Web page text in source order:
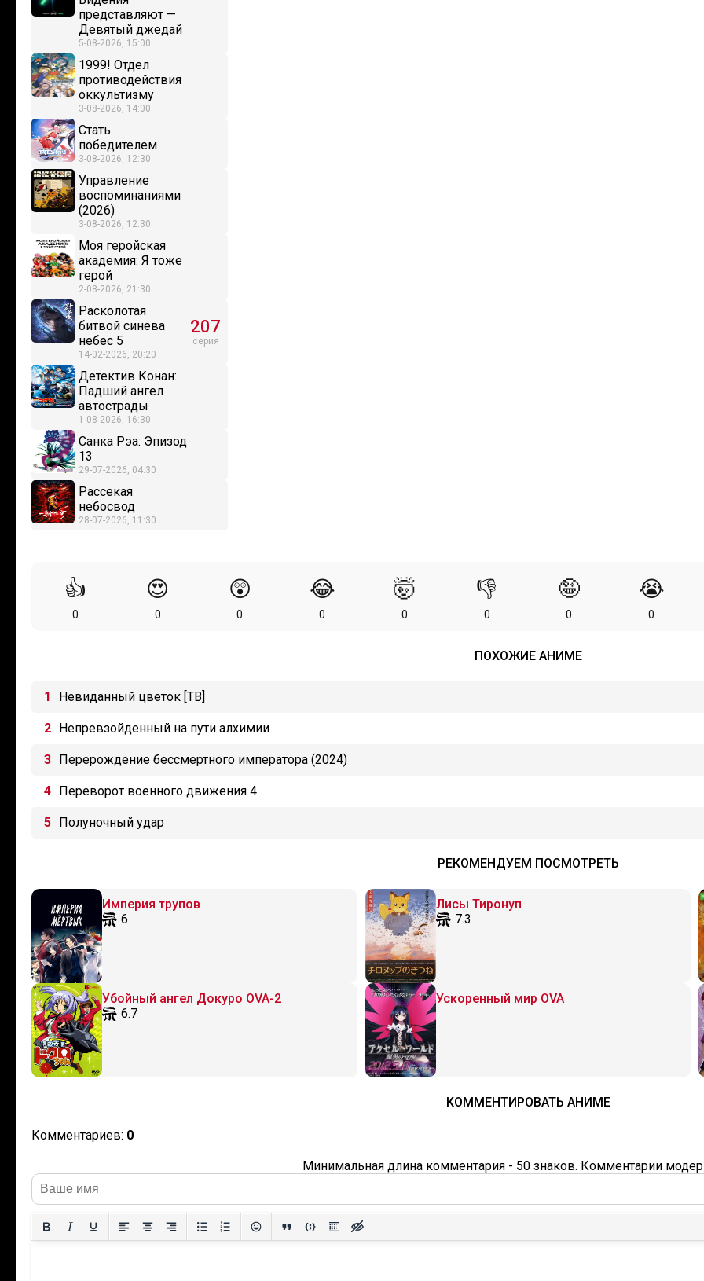
представляют —
Девятый джедай
5-08-2026, 15:00
1999! Отдел
противодействия
оккультизму
3-08-2026, 14:00
Стать
победителем
3-08-2026, 12:30
Управление
воспоминаниями
(2026)
3-08-2026, 12:30
Моя геройская
академия: Я тоже
герой
2-08-2026, 21:30
Расколотая
битвой синева
небес 5
14-02-2026, 20:20
207
серия
Детектив Конан:
Падший ангел
автострады
1-08-2026, 16:30
Санка Рэа: Эпизод
13
29-07-2026, 04:30
Рассекая
небосвод
28-07-2026, 11:30
👍
0
😍
0
😲
0
😂
0
🤯
0
👎
0
🤪
0
😭
0
ПОХОЖИЕ АНИМЕ
Невиданный цветок [ТВ]
Непревзойденный на пути алхимии
Перерождение бессмертного императора (2024)
Переворот военного движения 4
Полуночный удар
РЕКОМЕНДУЕМ ПОСМОТРЕТЬ
Империя трупов
6
Лисы Тиронуп
7.3
Убойный ангел Докуро OVA-2
6.7
Ускоренный мир OVA
КОММЕНТИРОВАТЬ АНИМЕ
Комментариев: 0
Минимальная длина комментария - 50 знаков. Комментарии